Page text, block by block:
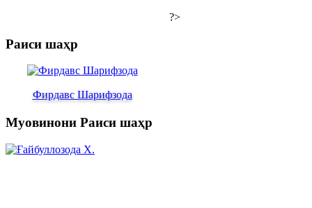
?>
Раиси шаҳр
Фирдавс Шарифзода
Муовинони Раиси шаҳр